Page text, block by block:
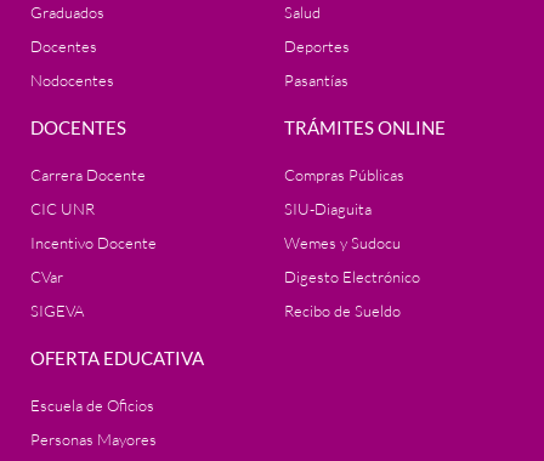
Graduados
Docentes
Nodocentes
Salud
Deportes
Pasantías
DOCENTES
Carrera Docente
CIC UNR
Incentivo Docente
CVar
SIGEVA
TRÁMITES ONLINE
Compras Públicas
SIU-Diaguita
Wemes y Sudocu
Digesto Electrónico
Recibo de Sueldo
OFERTA EDUCATIVA
Escuela de Oficios
Personas Mayores